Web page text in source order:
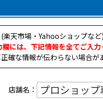
天市場・Yahooショップな
には、下記情報を全てご入
確な情報が伝わらない場合が
店舗名：